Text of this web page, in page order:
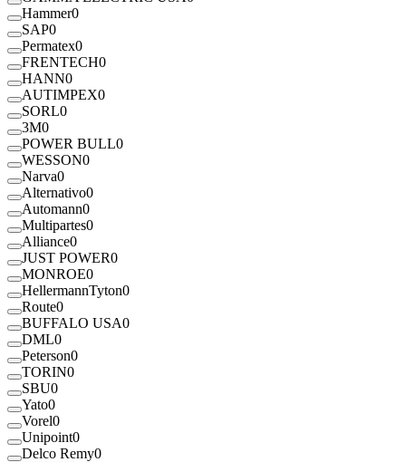
Hammer0
SAP0
Permatex0
FRENTECH0
HANN0
AUTIMPEX0
SORL0
3M0
POWER BULL0
WESSON0
Narva0
Alternativo0
Automann0
Multipartes0
Alliance0
JUST POWER0
MONROE0
HellermannTyton0
Route0
BUFFALO USA0
DML0
Peterson0
TORIN0
SBU0
Yato0
Vorel0
Unipoint0
Delco Remy0